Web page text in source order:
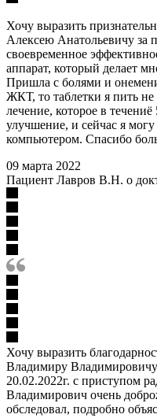
Хочу выразить
Алексею Анатольевичу за
своевременное
аппарат, который делает
Пришла с болями и
ЖКТ, то таблетки я пить
лечение, которое в
улучшение, и сейчас я могу
компьютером. Спасибо
09 марта 2022
Пациент Лавров В.Н. о
Хочу выразить
Владимиру
20.02.2022г. с приступом
Владимирович очень
обследовал, подробно